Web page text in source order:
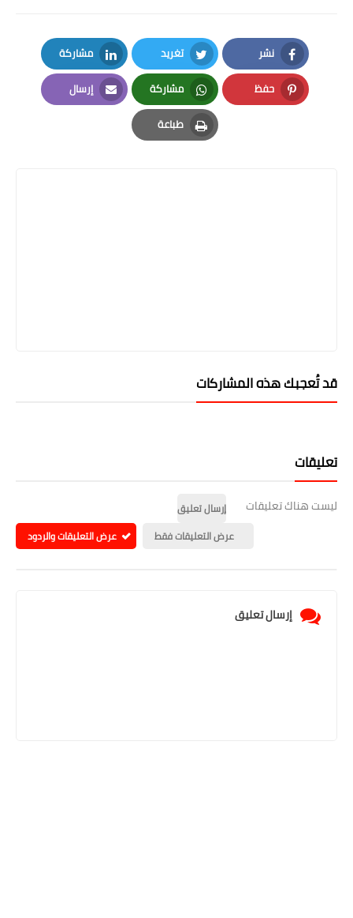
نشر
Facebook
تغريد
Twitter
مشاركة
LinkedIn
حفظ
Pinterest
مشاركة
Whatsapp
إرسال
Email
طباعة
Print
قد تُعجبك هذه المشاركات
تعليقات
ليست هناك تعليقات
إرسال تعليق
عرض التعليقات فقط
عرض التعليقات والردود
إرسال تعليق